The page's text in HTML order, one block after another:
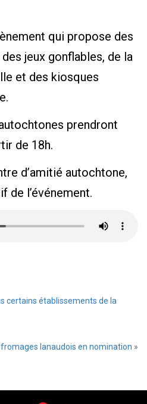
qui propose des
jeux gonflables, de la
et des kiosques
prendront
de 18h.
d’amitié autochtone,
de l’événement.
certains établissements de la
lanaudois en nomination »